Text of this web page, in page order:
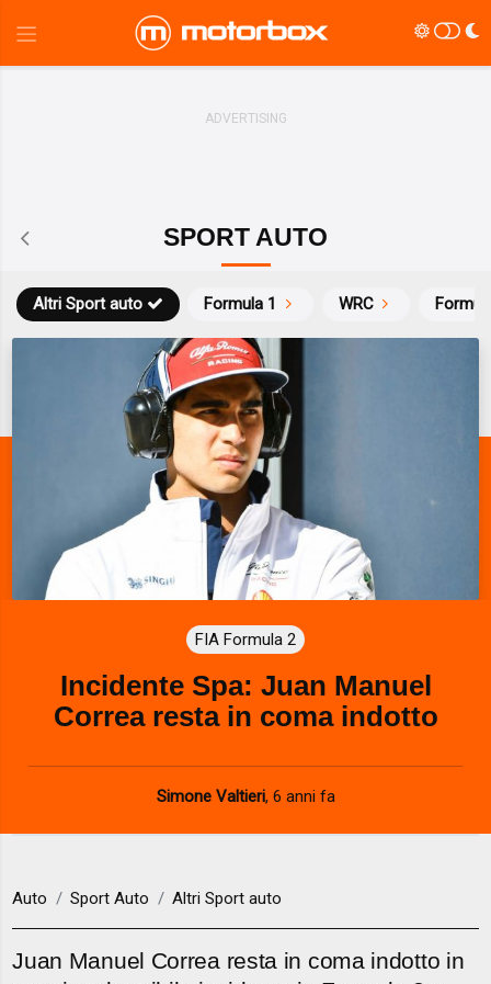
SPORT AUTO
Formula 1 WRC
Altri Sport auto
FIA Formula 2
Incidente Spa: Juan Manuel
Correa resta in coma indotto
Simone Valtieri, 6 anni fa
Auto Sport Auto Altri Sport auto
Juan Manuel Correa resta in coma indotto in